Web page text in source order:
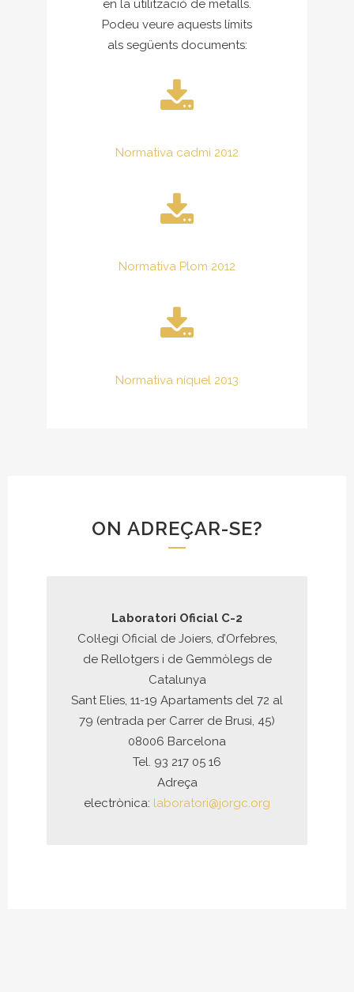
en la utilització de metalls.
Podeu veure aquests límits
als següents documents:
Normativa cadmi 2012
Normativa Plom 2012
Normativa níquel 2013
ON ADREÇAR-SE?
Laboratori Oficial C-2
Col·legi Oficial de Joiers, d’Orfebres,
de Rellotgers i de Gemmòlegs de
Catalunya
Sant Elies, 11-19 Apartaments del 72 al
79 (entrada per Carrer de Brusi, 45)
08006 Barcelona
Tel. 93 217 05 16
Adreça
electrònica: laboratori@jorgc.org